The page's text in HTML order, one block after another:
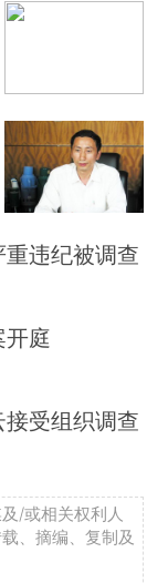
违纪被调查
开庭
受组织调查
/或相关权利人
、摘编、复制及